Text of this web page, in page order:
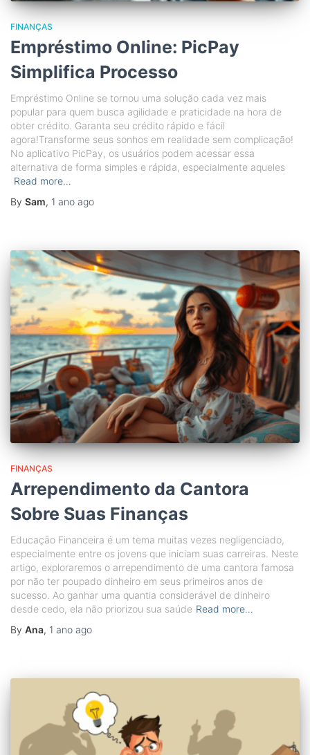
FINANÇAS
Empréstimo Online: PicPay
Simplifica Processo
Empréstimo Online se tornou uma solução cada vez mais
popular para quem busca agilidade e praticidade na hora de
obter crédito. Garanta seu crédito rápido e fácil
agora!Transforme seus sonhos em realidade sem complicação!
No aplicativo PicPay, os usuários podem acessar essa
alternativa de forma simples e rápida, especialmente aqueles
Read more…
By Sam, 1 ano ago
FINANÇAS
Arrependimento da Cantora
Sobre Suas Finanças
Educação Financeira é um tema muitas vezes negligenciado,
especialmente entre os jovens que iniciam suas carreiras. Neste
artigo, exploraremos o arrependimento de uma cantora famosa
por não ter poupado dinheiro em seus primeiros anos de
sucesso. Ao ganhar uma quantia considerável de dinheiro
desde cedo, ela não priorizou sua saúde Read more…
By Ana, 1 ano ago